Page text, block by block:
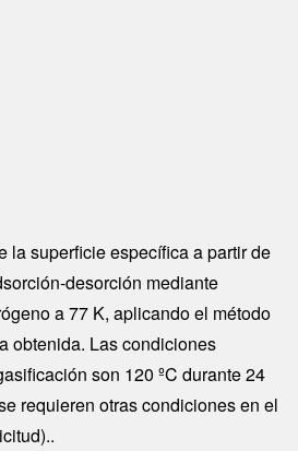
la superficie específica a partir de
desorción mediante
a 77 K, aplicando el método
obtenida. Las condiciones
son 120 ºC durante 24
requieren otras condiciones en el